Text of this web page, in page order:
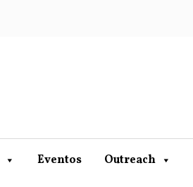
Eventos Outreach